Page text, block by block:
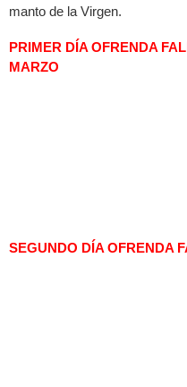
manto de la Virgen.
PRIMER DÍA OFRENDA
MARZO
SEGUNDO DÍA OFRENDA